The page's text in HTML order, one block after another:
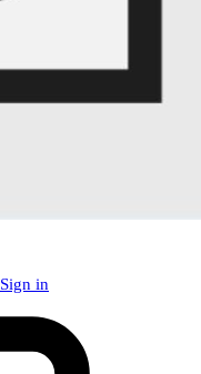
Sign in